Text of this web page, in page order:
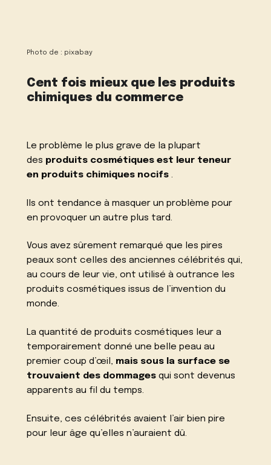
Photo de : pixabay
Cent fois mieux que les produits
chimiques du commerce
Le problème le plus grave de la plupart
des produits cosmétiques est leur teneur
en produits chimiques nocifs .
Ils ont tendance à masquer un problème pour
en provoquer un autre plus tard.
Vous avez sûrement remarqué que les pires
peaux sont celles des anciennes célébrités qui,
au cours de leur vie, ont utilisé à outrance les
produits cosmétiques issus de l’invention du
monde.
La quantité de produits cosmétiques leur a
temporairement donné une belle peau au
premier coup d’œil, mais sous la surface se
trouvaient des dommages qui sont devenus
apparents au fil du temps.
Ensuite, ces célébrités avaient l’air bien pire
pour leur âge qu’elles n’auraient dû.